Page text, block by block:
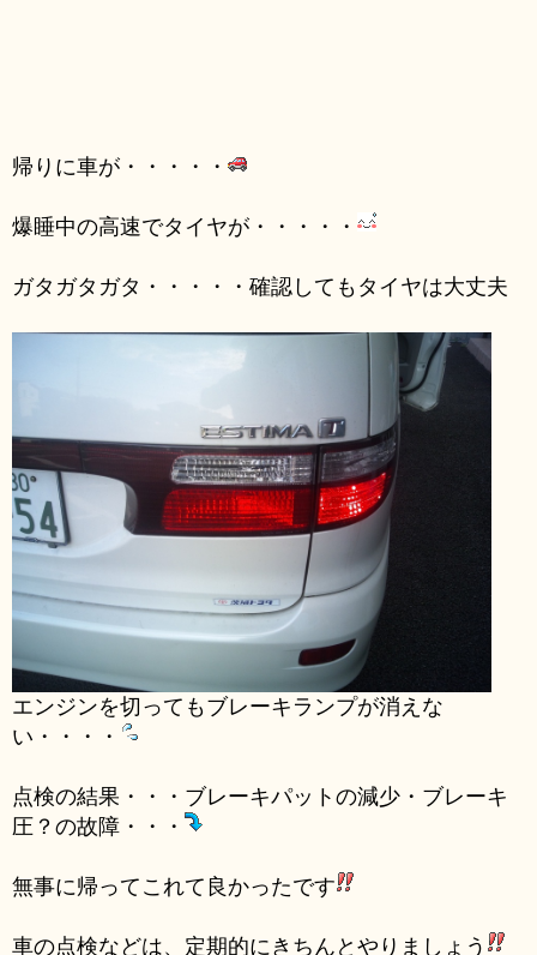
帰りに車が・・・・・
爆睡中の高速でタイヤが・・・・・
ガタガタガタ・・・・・確認してもタイヤは大丈夫
エンジンを切ってもブレーキランプが消えな
い・・・・
点検の結果・・・ブレーキパットの減少・ブレーキ
圧？の故障・・・
無事に帰ってこれて良かったです
車の点検などは、定期的にきちんとやりましょう